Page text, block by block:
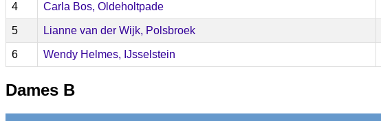
4 Carla Bos, Oldeholtpade
5 Lianne van der Wijk, Polsbroek
6 Wendy Helmes, IJsselstein
Dames B